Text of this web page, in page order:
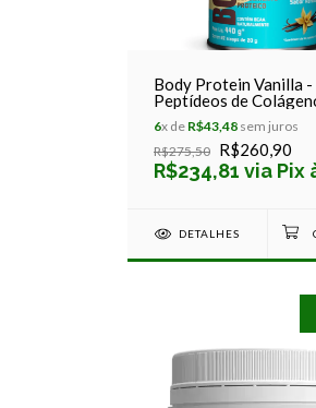
Body Protein Vanilla -
Peptídeos de
Equaliv - 440g
6x de R$43,48 sem juros
R$275,50 R$260,90
R$234,81 via Pix
DETALHES